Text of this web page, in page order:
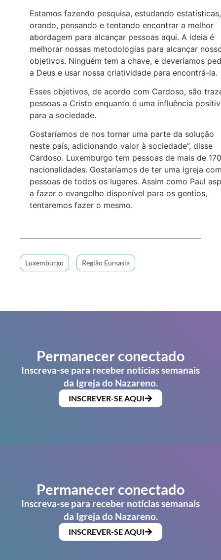
Estamos fazendo pesquisa, estudando estatísticas,
orando, pensando e tentando encontrar a melhor
abordagem para alcançar pessoas aqui. A ideia é
melhorar nossas metodologias para alcançar
objetivos. Ninguém tem a chave, e deveríamos
a Deus e usar nossa criatividade para encontrá-la.
Esses objetivos, de acordo com Cardoso, são
pessoas a Cristo enquanto é uma influência
para a sociedade.
Gostaríamos de nos tornar uma parte da solução
neste país, adicionando valor à sociedade”, disse
Cardoso. Luxemburgo tem pessoas de mais de 170
nacionalidades. Gostaríamos de ter uma igreja
pessoas de todos os lugares. Assim como Paul
a fazer o evangelho disponível para os gentios,
tentaremos fazer o mesmo.
Luxemburgo Região Eursasia
Permanecer conectado
Inscreva-se para receber notícias semanais
da Igreja do Nazareno.
INSCREVER-SE AQUI
Permanecer conectado
Inscreva-se para receber notícias semanais
da Igreja do Nazareno.
INSCREVER-SE AQUI